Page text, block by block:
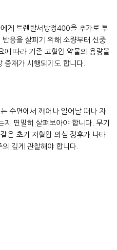
게 트렌탈서방정400을 추가로 투
응을 살피기 위해 소량부터 신중
에 따라 기존 고혈압 약물의 용량을
중재가 시행되기도 합니다.
수면에서 깨어나 일어날 때나 자
면밀히 살펴보아야 합니다. 무기
은 초기 저혈압 의심 징후가 나타
깊게 관찰해야 합니다.